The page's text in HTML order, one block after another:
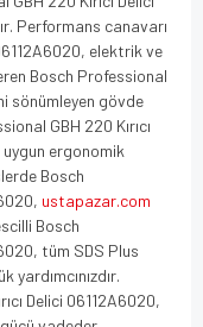
Performans canavarı
elektrik ve
Bosch Professional
sönümleyen gövde
GBH 220 Kırıcı
ergonomik
Bosch
ustapazar.com
Bosch
tüm SDS Plus
Delici 06112A6020,